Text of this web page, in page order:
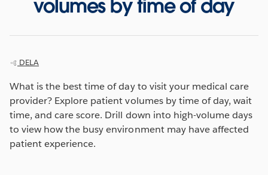
volumes by time of day
DELA
What is the best time of day to visit your medical care
provider? Explore patient volumes by time of day, wait
time, and care score. Drill down into high-volume days
to view how the busy environment may have affected
patient experience.